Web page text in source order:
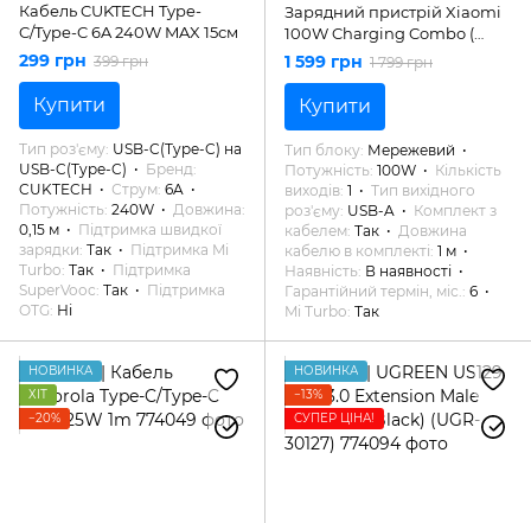
Кабель CUKTECH Type-
C/Type-C 6A 240W MAX 15см
299 грн 399 грн
Купити
Тип роз'єму USB-C(Type-C) на
USB-C(Type-C)
Бренд
CUKTECH
Струм 6A
Потужність 240W
Довжина
0,15 м
Підтримка швидкої
зарядки Так
Підтримка Mi
Turbo Так
Підтримка
SuperVooc Так
Підтримка
OTG Ні
Зарядний пристрій Xiaomi
100W Charging Combo (
BHR095VEU)
1 599 грн 1 799 грн
Купити
Тип блоку Мережевий
Потужність 100W
Кількість
виходів 1
Тип вихідного
роз'єму USB-A
Комплект з
кабелем Так
Довжина
кабелю в комплекті 1 м
Наявність В наявності
Гарантійний термін, міс. 6
Mi Turbo Так
НОВИНКА
ХІТ
−20%
НОВИНКА
−13%
СУПЕР ЦІНА!